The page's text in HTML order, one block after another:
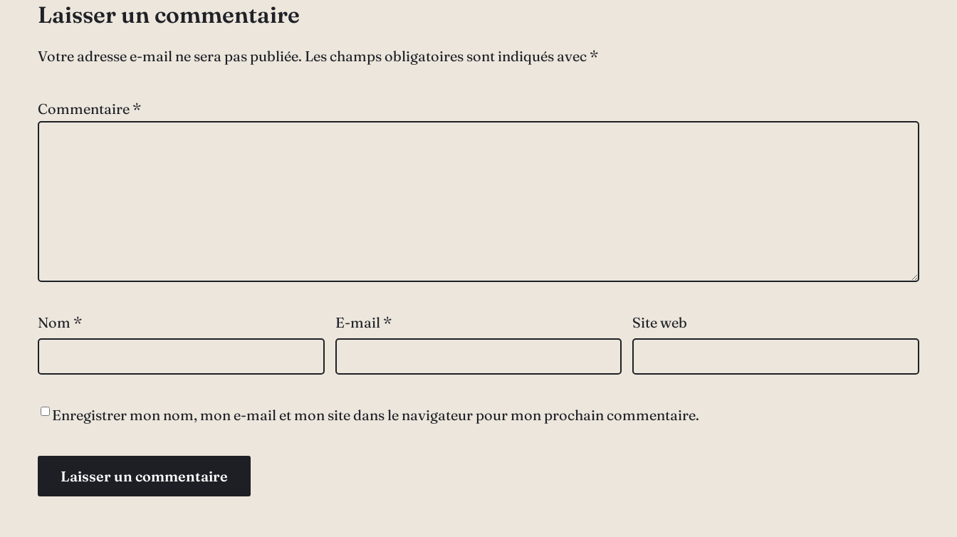
Laisser un commentaire
Votre adresse e-mail ne sera pas publiée. Les champs obligatoires sont indiqués avec *
Commentaire *
Nom * E-mail * Site web
Enregistrer mon nom, mon e-mail et mon site dans le navigateur pour mon prochain commentaire.